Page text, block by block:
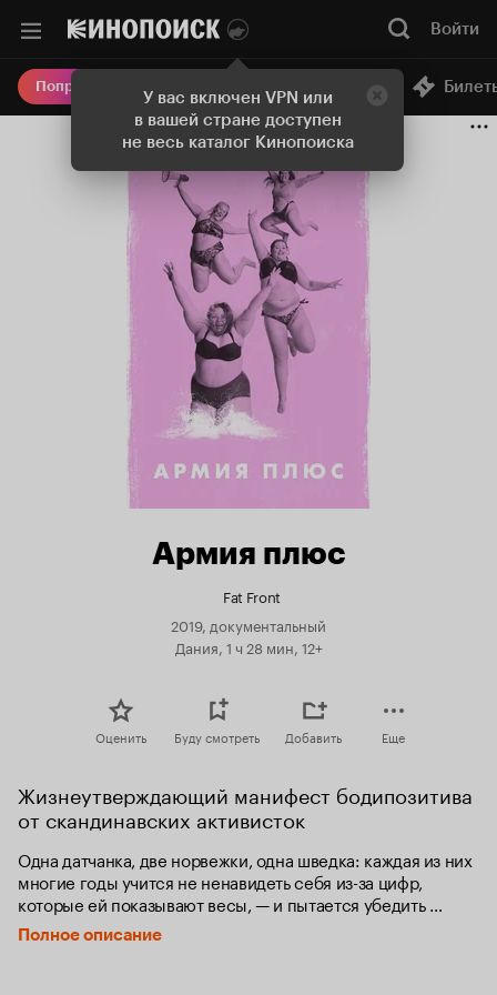
У вас включен VPN или
в вашей стране доступен
не весь каталог Кинопоиска
Войти
Попробовать Плюс Онлайн-кинотеатр
Армия плюс
Fat Front
2019, документальный
Дания, 1 ч 28 мин, 12+
Оценить Буду смотреть Добавить Еще
Жизнеутверждающий манифест бодипозитива
от скандинавских активисток
Одна датчанка, две норвежки, одна шведка: каждая из них
многие годы учится не ненавидеть себя из-за цифр,
которые ей показывают весы, — и пытается убедить
окружающих, что им не стоит указывать, что ей делать с
собственным телом. Одна делает секонд-хенд с одеждой
Полное описание